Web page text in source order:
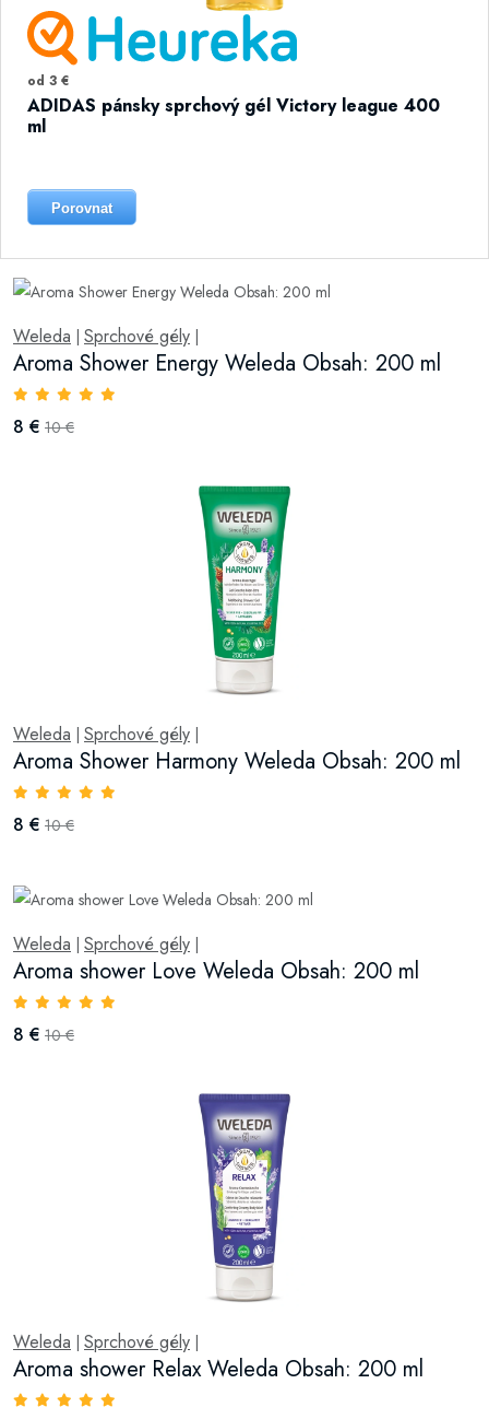
od 3 €
ADIDAS pánsky sprchový gél Victory league 400
ml
Porovnat
Weleda | Sprchové gély |
Aroma Shower Energy Weleda Obsah: 200 ml
8 € 10 €
Weleda | Sprchové gély |
Aroma Shower Harmony Weleda Obsah: 200 ml
8 € 10 €
Weleda | Sprchové gély |
Aroma shower Love Weleda Obsah: 200 ml
8 € 10 €
Weleda | Sprchové gély |
Aroma shower Relax Weleda Obsah: 200 ml